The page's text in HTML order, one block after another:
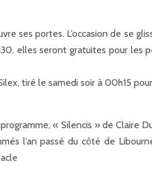
ses portes. L’occasion de se
elles seront gratuites pour les
tiré le samedi soir à 00h15
« Silencis » de Claire
l’an passé du côté de